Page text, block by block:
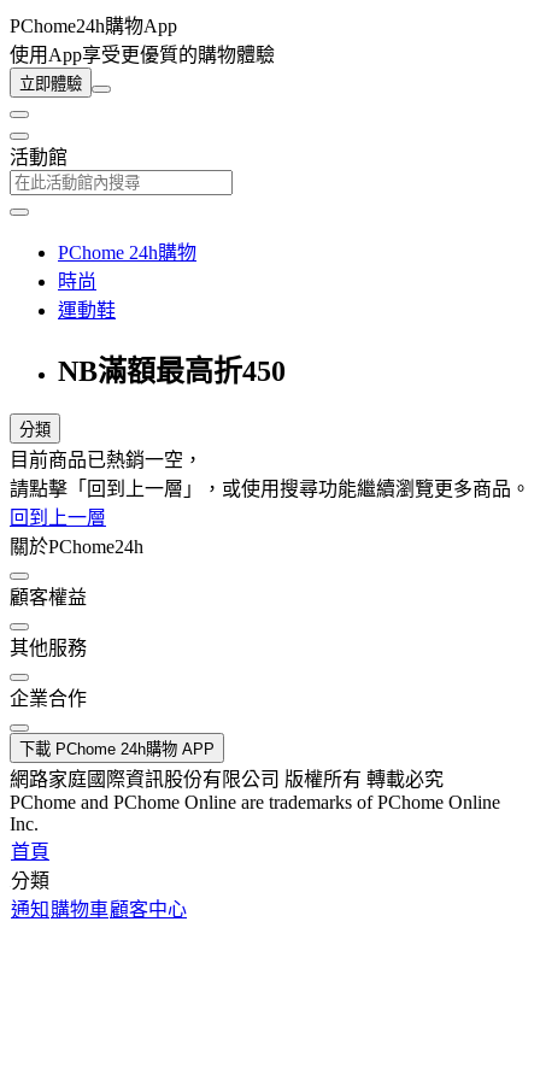
PChome24h購物App
使用App享受更優質的購物體驗
立即體驗
活動館
PChome 24h購物
時尚
運動鞋
NB滿額最高折450
分類
目前商品已熱銷一空，
請點擊「回到上一層」，或使用搜尋功能繼續瀏覽更多商品。
回到上一層
關於PChome24h
顧客權益
其他服務
企業合作
下載 PChome 24h購物 APP
網路家庭國際資訊股份有限公司 版權所有 轉載必究
PChome and PChome Online are trademarks of PChome Online
Inc.
首頁
分類
通知 購物車顧客中心